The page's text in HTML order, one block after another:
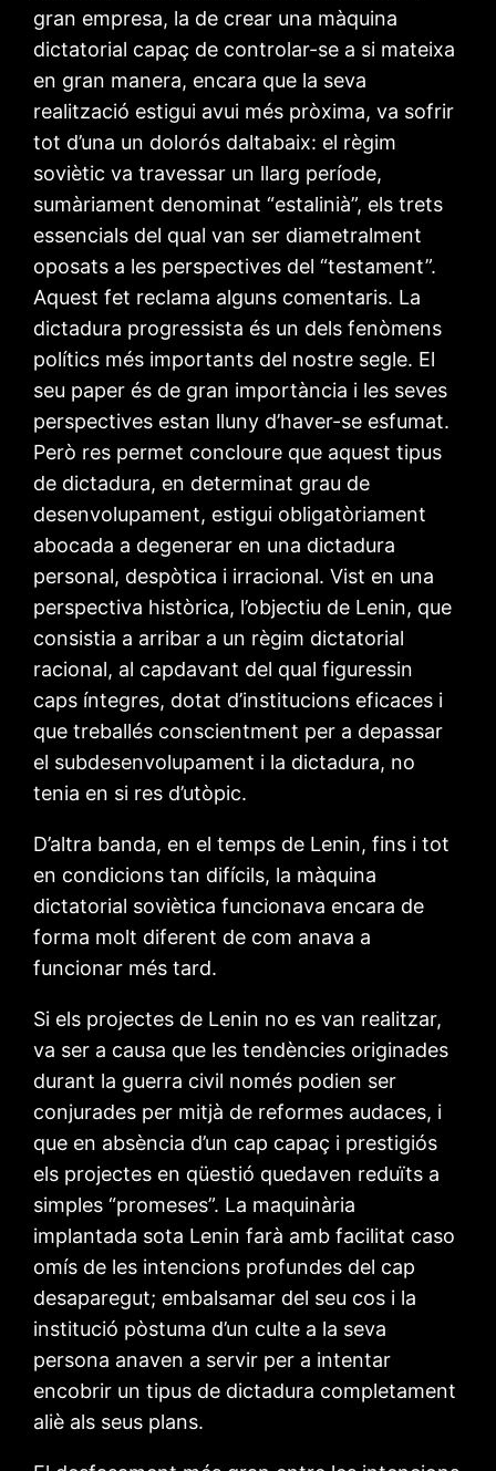
gran empresa, la de crear una màquina
dictatorial capaç de controlar-se a si mateixa
en gran manera, encara que la seva
realització estigui avui més pròxima, va sofrir
tot d’una un dolorós daltabaix: el règim
soviètic va travessar un llarg període,
sumàriament denominat “estalinià”, els trets
essencials del qual van ser diametralment
oposats a les perspectives del “testament”.
Aquest fet reclama alguns comentaris. La
dictadura progressista és un dels fenòmens
polítics més importants del nostre segle. El
seu paper és de gran importància i les seves
perspectives estan lluny d’haver-se esfumat.
Però res permet concloure que aquest tipus
de dictadura, en determinat grau de
desenvolupament, estigui obligatòriament
abocada a degenerar en una dictadura
personal, despòtica i irracional. Vist en una
perspectiva històrica, l’objectiu de Lenin, que
consistia a arribar a un règim dictatorial
racional, al capdavant del qual figuressin
caps íntegres, dotat d’institucions eficaces i
que treballés conscientment per a depassar
el subdesenvolupament i la dictadura, no
tenia en si res d’utòpic.
D’altra banda, en el temps de Lenin, fins i tot
en condicions tan difícils, la màquina
dictatorial soviètica funcionava encara de
forma molt diferent de com anava a
funcionar més tard.
Si els projectes de Lenin no es van realitzar,
va ser a causa que les tendències originades
durant la guerra civil només podien ser
conjurades per mitjà de reformes audaces, i
que en absència d’un cap capaç i prestigiós
els projectes en qüestió quedaven reduïts a
simples “promeses”. La maquinària
implantada sota Lenin farà amb facilitat caso
omís de les intencions profundes del cap
desaparegut; embalsamar del seu cos i la
institució pòstuma d’un culte a la seva
persona anaven a servir per a intentar
encobrir un tipus de dictadura completament
aliè als seus plans.